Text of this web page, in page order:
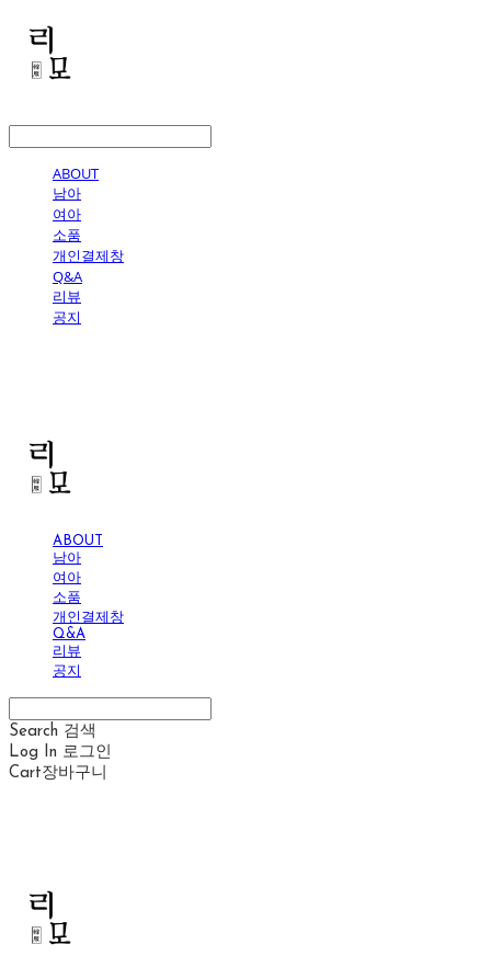
ABOUT
남아
여아
소품
개인결제창
Q&A
리뷰
공지
ABOUT
남아
여아
소품
개인결제창
Q&A
리뷰
공지
Search 검색
Log In 로그인
Cart장바구니